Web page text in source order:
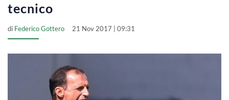
tecnico
di Federico Gottero 21 Nov 2017 | 09:31